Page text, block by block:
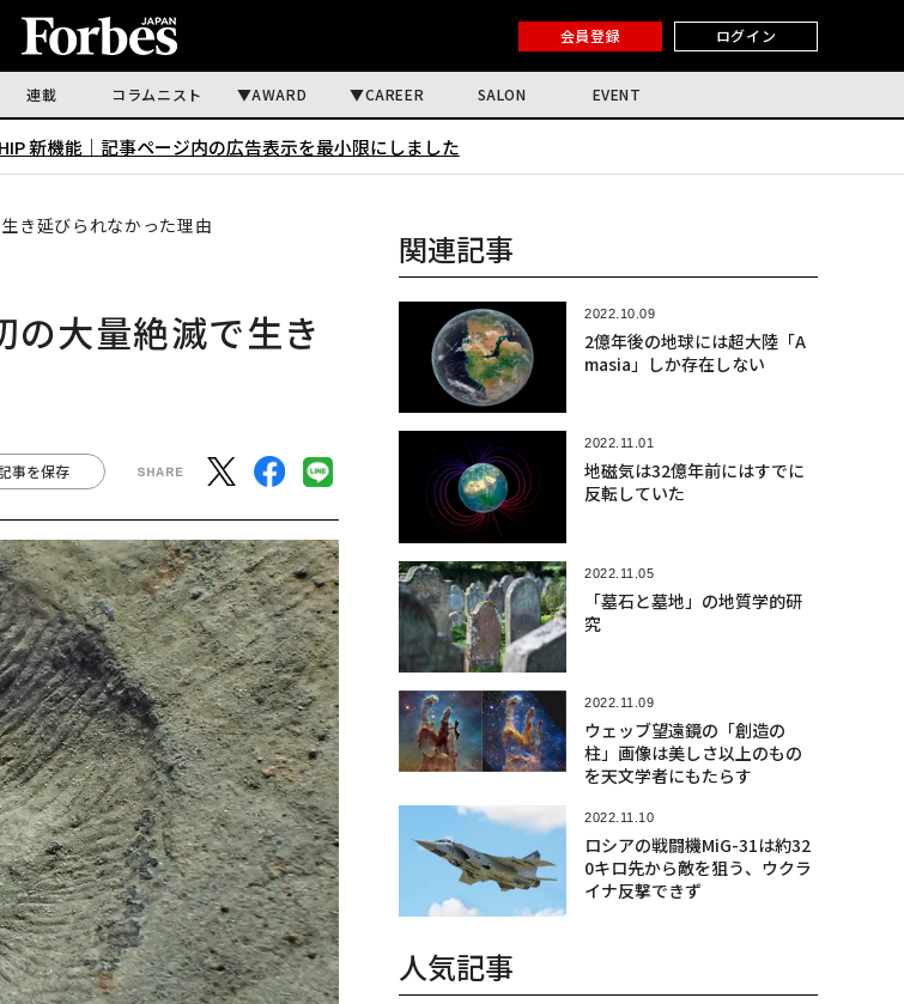
会員登録 ログイン
連載 コラムニスト AWARD CAREER SALON EVENT
新機能｜ 記事ページ内の広告表示を最小限にしました
き延びられなかった理由
大量絶滅で生き
事を保存
関連記事
2022.10.09
2億年後の地球には超大陸「A
masia」しか存在しない
2022.11.01
地磁気は32億年前にはすでに
反転していた
2022.11.05
「墓石と墓地」の地質学的研
究
2022.11.09
ウェッブ望遠鏡の「創造の
柱」画像は美しさ以上のもの
を天文学者にもたらす
2022.11.10
ロシアの戦闘機MiG-31は約32
0キロ先から敵を狙う、ウクラ
イナ反撃できず
人気記事